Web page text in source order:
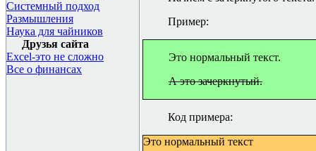
Системный подход
Размышления
Наука для чайников
Друзья сайта
Excel-это не сложно
Все о финансах
Пример:
Это нормальный текст.
А это зачеркнутый.
Код примера:
Это нормальный текст